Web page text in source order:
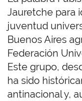
Jauretche para
juventud
Buenos Aires
Federación
Este grupo,
ha sido
antinacional y,